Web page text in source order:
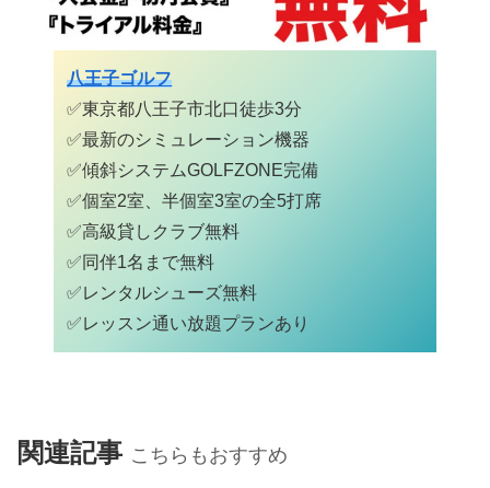
八王子ゴルフ
✅東京都八王子市北口徒歩3分
✅最新のシミュレーション機器
✅傾斜システムGOLFZONE完備
✅個室2室、半個室3室の全5打席
✅高級貸しクラブ無料
✅同伴1名まで無料
✅レンタルシューズ無料
✅レッスン通い放題プランあり
関連記事 こちらもおすすめ